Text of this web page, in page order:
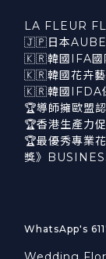
LA FLEUR
🇯🇵日本AUBE
🇰🇷韓國IFA國
🇰🇷韓國花卉藝
🇰🇷韓國IFDA
🏆導師擁歐盟
🏆香港生產力
🏆最優秀專業
獎》
WhatsApp's